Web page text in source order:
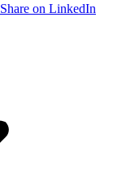
Share on LinkedIn